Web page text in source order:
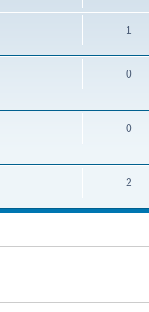
1
0
0
2